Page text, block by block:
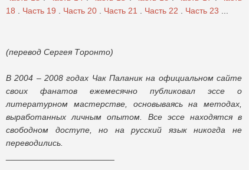
18
Часть 19 Часть 20 Часть 21 Часть 22 Часть 23
(перевод Cергея Торонто)
В 2004 – 2008 годах Чак Паланик на официальном сайте
своих фанатов ежемесячно публиковал эссе о
литературном мастерстве, основываясь на методах,
выработанных личным опытом. Все эссе находятся в
свободном доступе, но на русский язык никогда не
переводились.